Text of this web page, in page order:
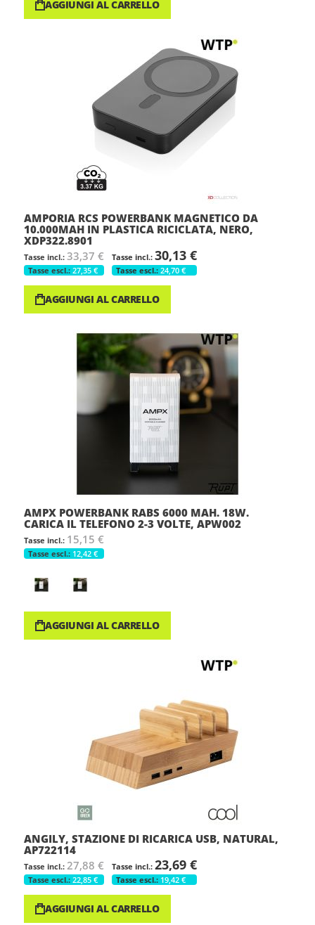
AGGIUNGI AL CARRELLO
AMPORIA RCS POWERBANK MAGNETICO DA
10.000MAH IN PLASTICA RICICLATA, NERO,
XDP322.8901
33,37 €
27,35 €
30,13 €
24,70 €
AGGIUNGI AL CARRELLO
AMPX POWERBANK RABS 6000 MAH. 18W.
CARICA IL TELEFONO 2-3 VOLTE, APW002
15,15 €
12,42 €
AGGIUNGI AL CARRELLO
ANGILY, STAZIONE DI RICARICA USB, NATURAL,
AP722114
27,88 €
22,85 €
23,69 €
19,42 €
AGGIUNGI AL CARRELLO